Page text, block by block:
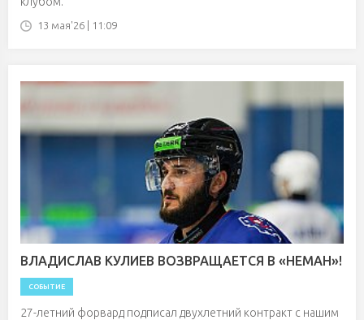
13 мая'26 | 11:09
ВЛАДИСЛАВ КУЛИЕВ ВОЗВРАЩАЕТСЯ В «НЕМАН»!
СОБЫТИЕ
27-летний форвард подписал двухлетний контракт с нашим